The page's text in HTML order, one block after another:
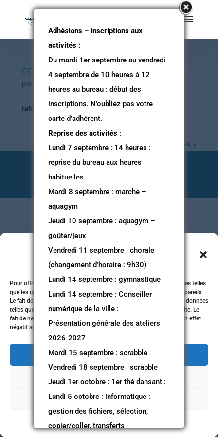
Gérer le consentement aux
cookies
Pour offrir les meilleures expériences, nous utilisons des technologies telles
que les cookies pour stocker et/ou accéder aux informations des appareils.
Le fait de consentir à ces technologies nous permettra de traiter des données
telles que le comportement de navigation ou les ID uniques sur ce site. Le
fait de ne pas consentir ou de retirer son consentement peut avoir un effet
négatif sur certaines caractéristiques et fonctions.
Accepter
Refuser
Voir les préférences
Politique de cookies Politique de confidentialité
ECHO DE MAI 2023
par
retrouvez ici l’Echo mai 2023
Entrées suivantes »
Club des Capucins Bel'Age -
Adhésions – inscriptions aux
activités :
Du mardi 1er septembre au vendredi
4 septembre de 10 heures à 12
heures au bureau : début des
inscriptions. N’oubliez pas votre
carte d’adhérent.
Reprise des activités :
Lundi 7 septembre : 14 heures :
reprise du bureau aux heures
habituelles
Mardi 8 septembre : marche –
aquagym
Jeudi 10 septembre : aquagym –
goûter/jeux
Vendredi 11 septembre : chorale
(changement d’horaire : 9h30)
Lundi 14 septembre : gymnastique
Lundi 14 septembre : Conseiller
numérique de la ville :
Présentation générale des ateliers
2026-2027
Mardi 15 septembre : scrabble
Vendredi 18 septembre : scrabble
Jeudi 1er octobre : 1er thé dansant :
Lundi 5 octobre : informatique :
gestion des fichiers, sélection,
copier/coller, transferts